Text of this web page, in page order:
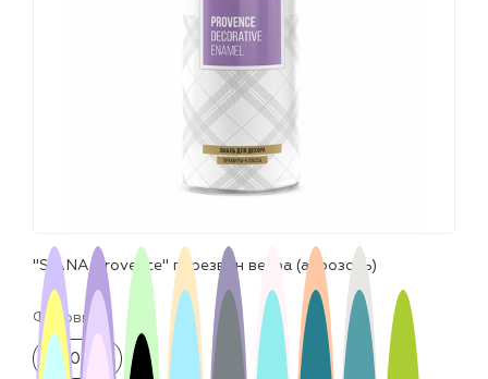
"SIANA Provence" перезвон ветра (аэрозоль)
Фасовка:
520 мл